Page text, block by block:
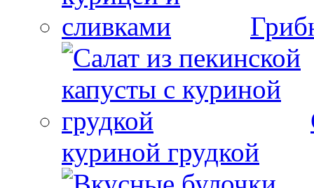
куриной грудкой